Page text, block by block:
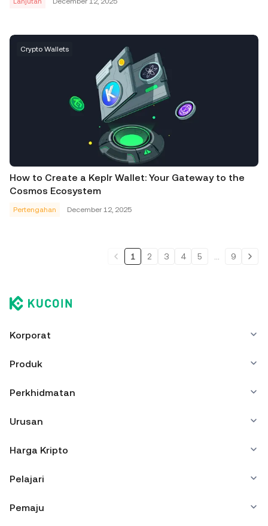
Crypto Wallets
How to Create a Keplr Wallet: Your Gateway to the
Cosmos Ecosystem
Pertengahan December 12, 2025
1 2 3 4 5 9
Korporat
Produk
Perkhidmatan
Urusan
Harga Kripto
Pelajari
Pemaju